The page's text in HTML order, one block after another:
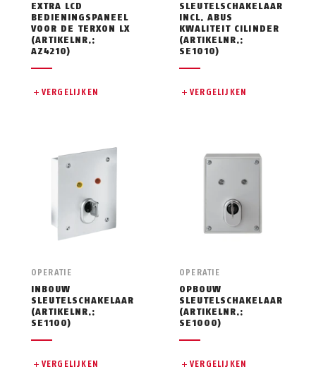
EXTRA LCD
BEDIENINGSPANEEL
VOOR DE TERXON LX
(ARTIKELNR.:
AZ4210)
VERGELIJKEN
SLEUTELSCHAKELAAR
INCL. ABUS
KWALITEIT CILINDER
(ARTIKELNR.:
SE1010)
VERGELIJKEN
OPERATIE
INBOUW
SLEUTELSCHAKELAAR
(ARTIKELNR.:
SE1100)
VERGELIJKEN
OPERATIE
OPBOUW
SLEUTELSCHAKELAAR
(ARTIKELNR.:
SE1000)
VERGELIJKEN